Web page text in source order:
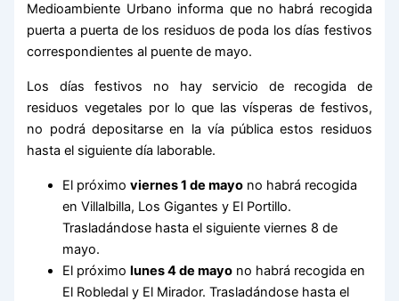
Medioambiente Urbano informa que no habrá recogida
puerta a puerta de los residuos de poda los días festivos
correspondientes al puente de mayo.
Los días festivos no hay servicio de recogida de
residuos vegetales por lo que las vísperas de festivos,
no podrá depositarse en la vía pública estos residuos
hasta el siguiente día laborable.
El próximoviernes 1 de mayo no habrá recogida
en Villalbilla, Los Gigantes y El Portillo.
Trasladándose hasta el siguiente viernes 8 de
mayo.
El próximolunes 4 de mayo no habrá recogida en
El Robledal y El Mirador. Trasladándose hasta el